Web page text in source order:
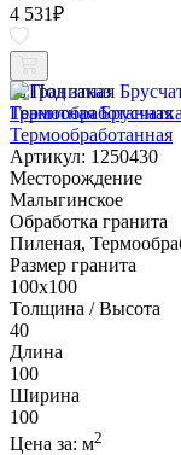
4 531₽
Под заказ
Гранитная
Термообработанная
Артикул: 1250430
Месторождение
Малыгинское
Обработка гранита
Пиленая,
Размер гранита
100х100
Толщина / Высота
40
Длина
100
Ширина
100
Цена за: м2